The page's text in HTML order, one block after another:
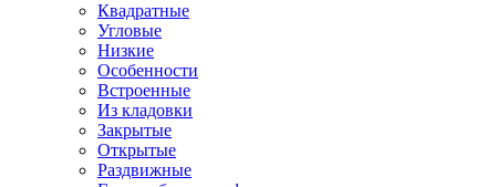
Квадратные
Угловые
Низкие
Особенности
Встроенные
Из кладовки
Закрытые
Открытые
Раздвижные